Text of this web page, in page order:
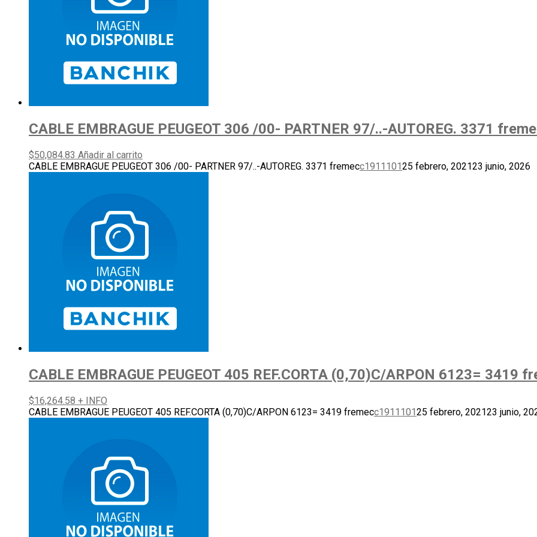
CABLE EMBRAGUE PEUGEOT 306 /00- PARTNER 97/..-AUTOREG. 3371
$50,084.83 Añadir al carrito
CABLE EMBRAGUE PEUGEOT 306 /00- PARTNER 97/..-AUTOREG. 3371 fremecc191110125 febrero, 202123 junio, 2026
CABLE EMBRAGUE PEUGEOT 405 REF.CORTA (0,70)C/ARPON 6123= 3419
$16,264.58 + INFO
CABLE EMBRAGUE PEUGEOT 405 REF.CORTA (0,70)C/ARPON 6123= 3419 fremecc191110125 febrero, 202123 junio,